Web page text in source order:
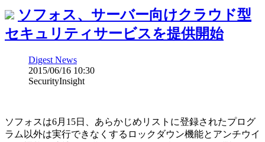
ソフォス、サーバー向けクラウド型
セキュリティサービスを提供開始
Digest News
2015/06/16 10:30
SecurityInsight
ソフォスは6月15日、あらかじめリストに登録されたプログ
ラム以外は実行できなくするロックダウン機能とアンチウイ